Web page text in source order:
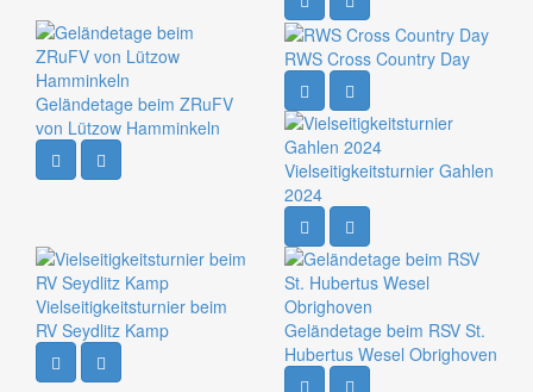
Geländetage beim ZRuFV
von Lützow Hamminkeln
RWS Cross Country Day
Vielseitigkeitsturnier Gahlen
2024
Vielseitigkeitsturnier beim
RV Seydlitz Kamp
Geländetage beim RSV St.
Hubertus Wesel Obrighoven